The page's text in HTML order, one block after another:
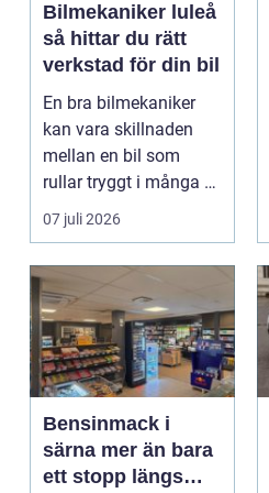
Bilmekaniker luleå
så hittar du rätt
verkstad för din bil
En bra bilmekaniker
kan vara skillnaden
mellan en bil som
rullar tryggt i många år
och återkommande ...
07 juli 2026
Bensinmack i
särna mer än bara
ett stopp längs